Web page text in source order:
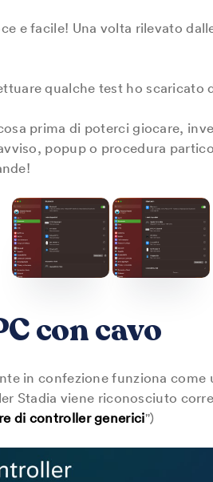
e facile! Una volta rilevato
qualche test ho scaricato
prima di poterci giocare,
popup o procedura
con cavo
in confezione funziona
Stadia viene riconosciuto
di controller generici")